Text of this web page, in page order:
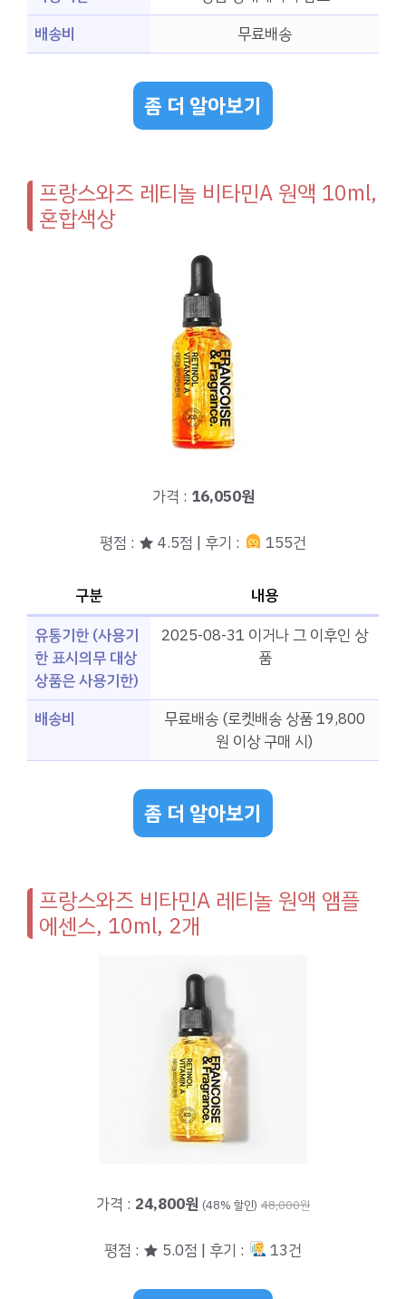
배송비
무료배송
좀 더 알아보기
프랑스와즈 레티놀 비타민A 원액 10ml,
혼합색상
가격 : 16,050원
평점 : ★ 4.5점 | 후기 : 155건
구분
내용
유통기한 (사용기
한 표시의무 대상
상품은 사용기한)
2025-08-31 이거나 그 이후인 상
품
배송비
무료배송 (로켓배송 상품 19,800
원 이상 구매 시)
좀 더 알아보기
프랑스와즈 비타민A 레티놀 원액 앰플
에센스, 10ml, 2개
가격 : 24,800원 (48% 할인) 48,000원
평점 : ★ 5.0점 | 후기 : 13건